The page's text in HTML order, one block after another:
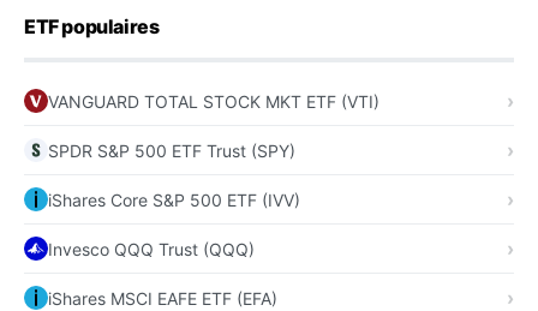
ETF populaires
VANGUARD TOTAL STOCK MKT ETF (VTI)
SPDR S&P 500 ETF Trust (SPY)
iShares Core S&P 500 ETF (IVV)
Invesco QQQ Trust (QQQ)
iShares MSCI EAFE ETF (EFA)